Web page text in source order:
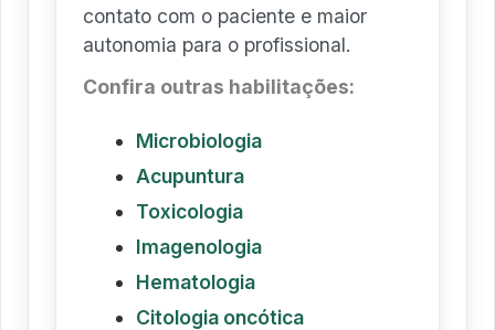
contato com o paciente e maior
autonomia para o profissional.
Confira outras habilitações:
Microbiologia
Acupuntura
Toxicologia
Imagenologia
Hematologia
Citologia oncótica